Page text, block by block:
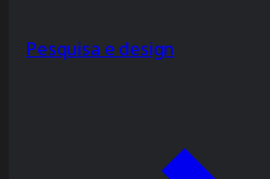
Pesquisa e design